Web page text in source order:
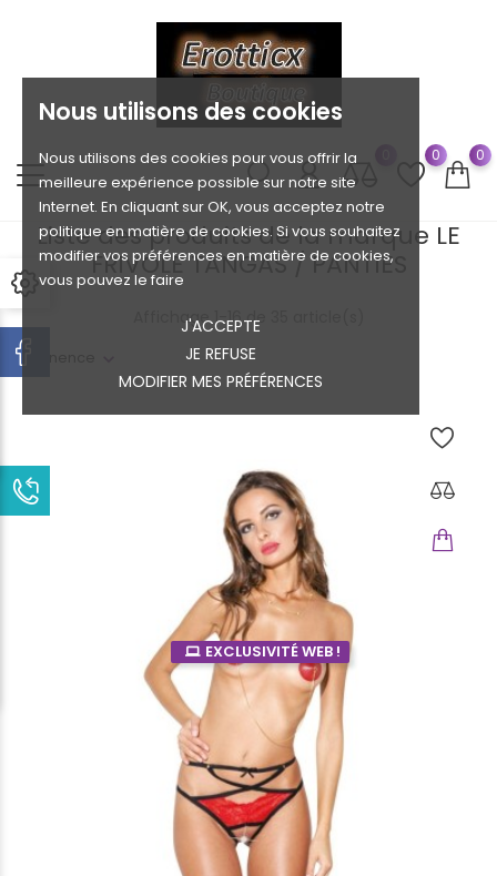
Nous utilisons des cookies
Nous utilisons des cookies pour vous offrir la
meilleure expérience possible sur notre site
Internet. En cliquant sur OK, vous acceptez notre
politique en matière de cookies. Si vous souhaitez
modifier vos préférences en matière de cookies,
vous pouvez le faire
J'ACCEPTE
JE REFUSE
MODIFIER MES PRÉFÉRENCES
0 0
Liste des produits de la marque LE
FRIVOLE TANGAS / PANTIES
Pertinence
Affichage 1-16 de 35 article(s)
EXCLUSIVITÉ WEB !